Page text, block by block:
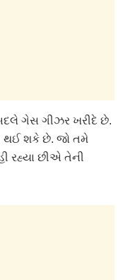
ગેસ ગીઝર ખરીદે છે.
થઈ શકે છે. જો તમે
રહ્યા છીએ તેની